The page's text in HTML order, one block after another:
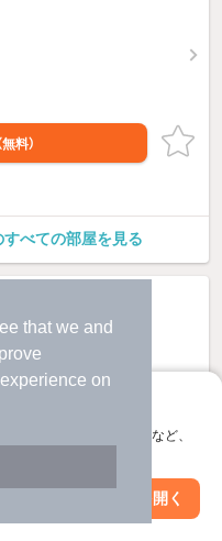
that we and
on
お部屋探し
検索やお気に入り保存など、
アプリを開く
無料）
べての部屋を見る
絞り込み条件を変更